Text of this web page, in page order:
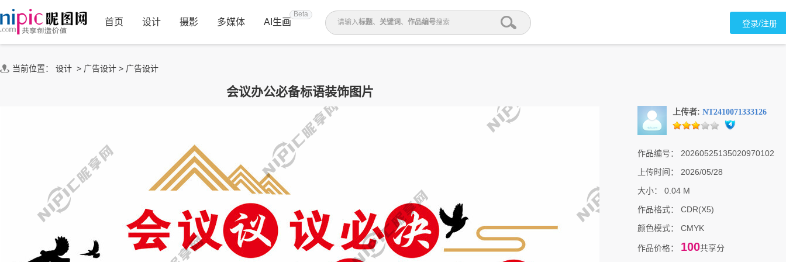
首页 设计 摄影 多媒体 AI生画
Beta
请输入标题、 关键词 、 作品编号搜索 登录/注册
当前位置： 设计 > 广告设计 > 广告设计
会议办公必备标语装饰图片
上传者: NT2410071333126
作品编号：
20260525135020970102
上传时间：
2026/05/28
大小：
0.04 M
作品格式：
CDR(X5)
颜色模式：
CMYK
作品价格： 100共享分